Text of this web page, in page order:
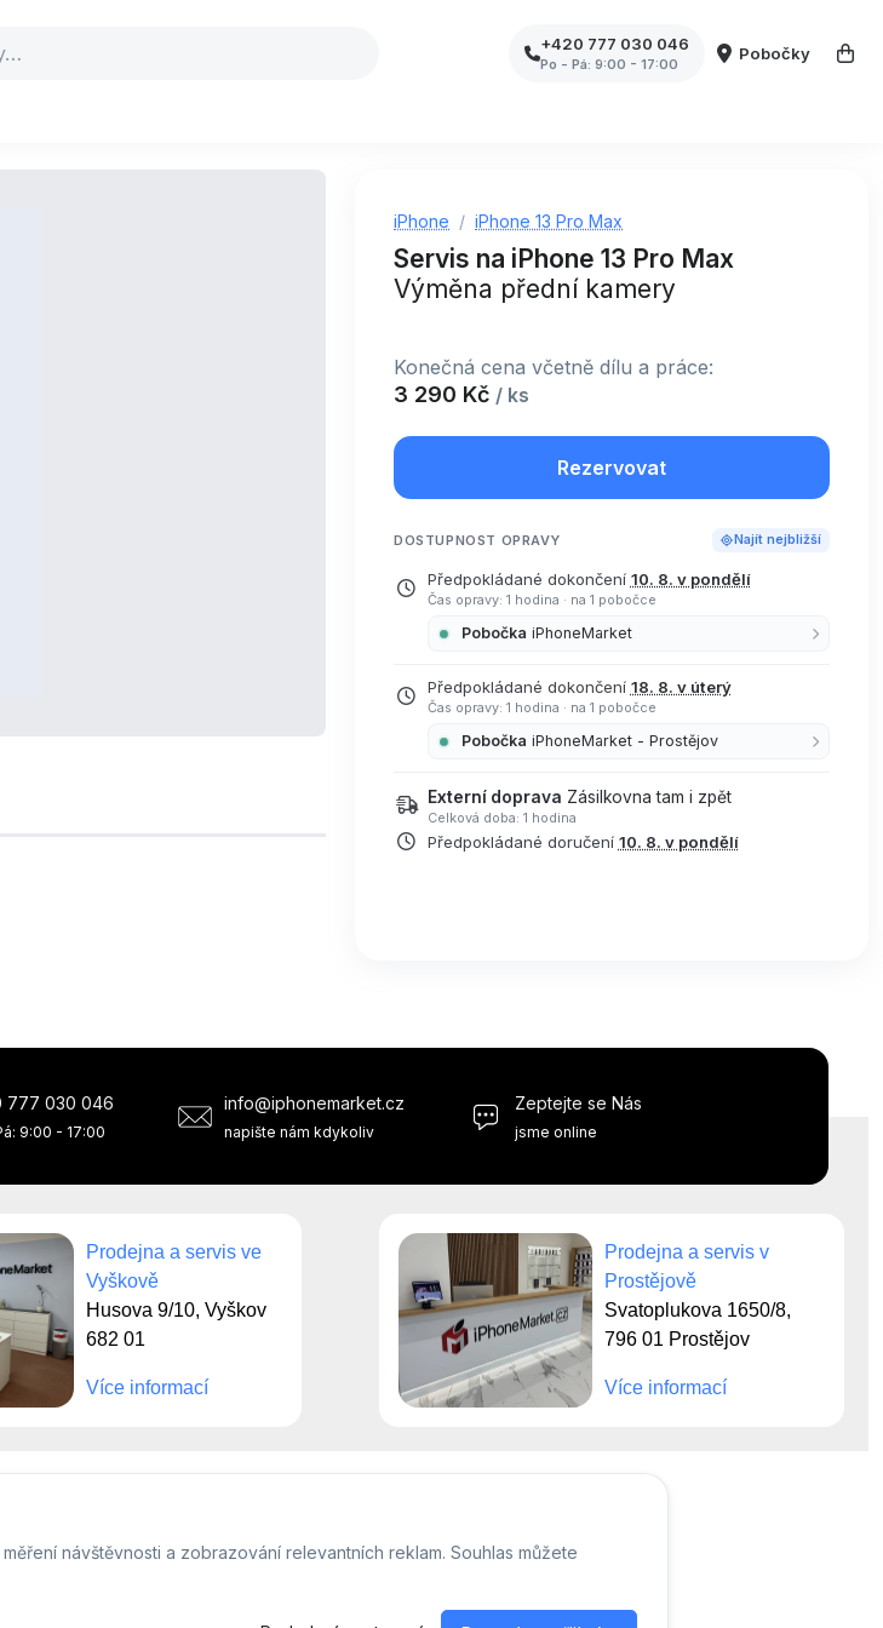
+420 777 030 046
Po - Pá: 9:00 - 17:00
Pobočky
iPhone iPhone 13 Pro Max
Servis na iPhone 13 Pro Max
Výměna přední kamery
Konečná cena včetně dílu a práce:
3 290 Kč / ks
Rezervovat
DOSTUPNOST OPRAVY Najít nejbližší
Předpokládané dokončení 10. 8. v pondělí
Čas opravy: 1 hodina · na 1 pobočce
Pobočka iPhoneMarket
Předpokládané dokončení 18. 8. v úterý
Čas opravy: 1 hodina · na 1 pobočce
Pobočka iPhoneMarket - Prostějov
Externí doprava Zásilkovna tam i zpět
Celková doba: 1 hodina
Předpokládané doručení 10. 8. v pondělí
návštěvnosti a zobrazování relevantních reklam. Souhlas můžete
777 030 046
9:00 - 17:00
info@iphonemarket.cz
napište nám kdykoliv
Zeptejte se Nás
jsme online
Prodejna a servis ve
Vyškově
Husova 9/10, Vyškov
682 01
Více informací
Prodejna a servis v
Prostějově
Svatoplukova 1650/8,
796 01 Prostějov
Více informací